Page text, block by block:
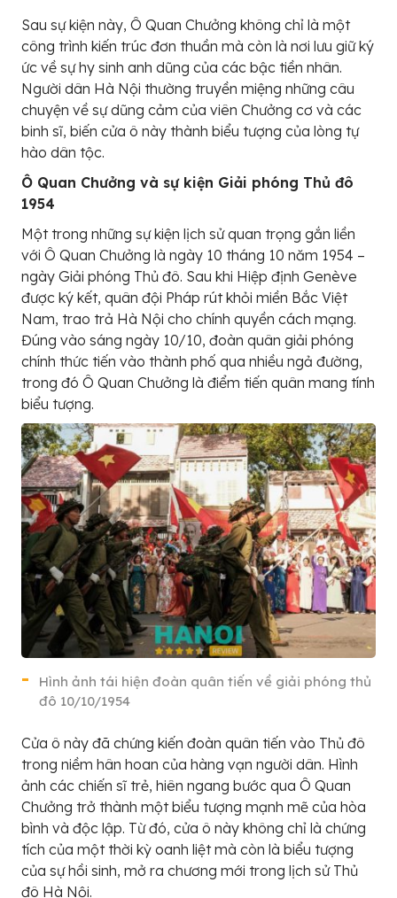
Sau sự kiện này, Ô Quan Chưởng không chỉ là một
công trình kiến trúc đơn thuần mà còn là nơi lưu giữ ký
ức về sự hy sinh anh dũng của các bậc tiền nhân.
Người dân Hà Nội thường truyền miệng những câu
chuyện về sự dũng cảm của viên Chưởng cơ và các
binh sĩ, biến cửa ô này thành biểu tượng của lòng tự
hào dân tộc.
Ô Quan Chưởng và sự kiện Giải phóng Thủ đô
1954
Một trong những sự kiện lịch sử quan trọng gắn liền
với Ô Quan Chưởng là ngày 10 tháng 10 năm 1954 –
ngày Giải phóng Thủ đô. Sau khi Hiệp định Genève
được ký kết, quân đội Pháp rút khỏi miền Bắc Việt
Nam, trao trả Hà Nội cho chính quyền cách mạng.
Đúng vào sáng ngày 10/10, đoàn quân giải phóng
chính thức tiến vào thành phố qua nhiều ngả đường,
trong đó Ô Quan Chưởng là điểm tiến quân mang tính
biểu tượng.
Hình ảnh tái hiện đoàn quân tiến về giải phóng thủ
đô 10/10/1954
Cửa ô này đã chứng kiến đoàn quân tiến vào Thủ đô
trong niềm hân hoan của hàng vạn người dân. Hình
ảnh các chiến sĩ trẻ, hiên ngang bước qua Ô Quan
Chưởng trở thành một biểu tượng mạnh mẽ của hòa
bình và độc lập. Từ đó, cửa ô này không chỉ là chứng
tích của một thời kỳ oanh liệt mà còn là biểu tượng
của sự hồi sinh, mở ra chương mới trong lịch sử Thủ
đô Hà Nội.